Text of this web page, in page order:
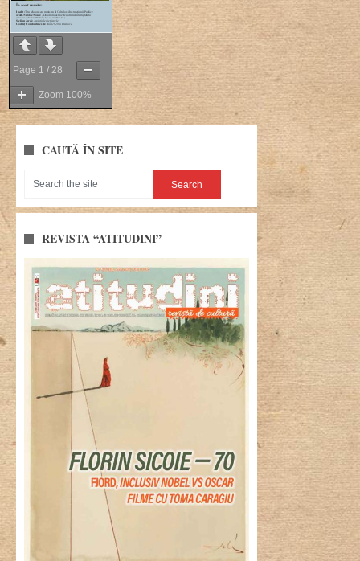
Page 1 /28
Zoom 100%
CAUTĂ ÎN SITE
REVISTA “ATITUDINI”